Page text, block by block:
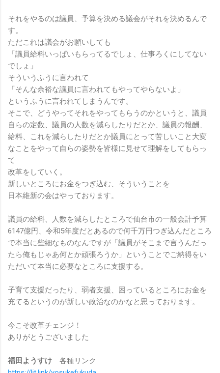
それをやるのは議員、予算を決める議会がそれを決めるんで
す。
ただこれは議会がお願いしても
「議員給料いっぱいもらってるでしょ、仕事ろくにしてない
でしょ」
そういうふうに言われて
「そんな余裕な議員に言われてもやってやらないよ」
というふうに言われてしまうんです。
そこで、どうやってそれをやってもらうのかというと、議員
自らの定数、議員の人数を減らしたりだとか、議員の報酬、
給料、これを減らしたりだとか議員にとって苦しいこと大変
なことをやって自らの姿勢を皆様に見せて理解をしてもらっ
て
改革をしていく。
新しいところにお金をつぎ込む、そういうことを
日本維新の会はやっております。
議員の給料、人数を減らしたところで仙台市の一般会計予算
6147億円、令和5年度だとあるので何千万円つぎ込んだところ
で本当に些細なものなんですが「議員がそこまで言うんだっ
たら俺もじゃあ何とか頑張ろうか」ということでご納得をい
ただいて本当に必要なところに支援する。
子育て支援だったり、弱者支援、困っているところにお金を
充てるというのが新しい政治なのかなと思っております。
今こそ改革チェンジ！
ありがとうございました
福田ようすけ 各種リンク